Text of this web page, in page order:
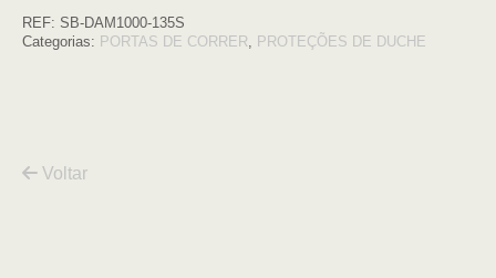
1000,
135
REF: SB-DAM1000-135S
Categorias: PORTAS DE CORRER, PROTEÇÕES DE DUCHE
Voltar